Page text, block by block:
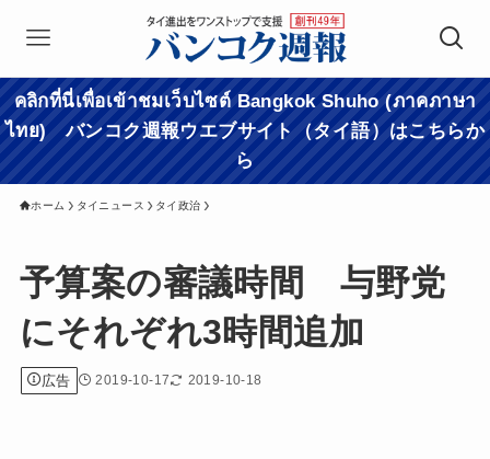
คลิกที่นี่เพื่อเข้าชมเว็บไซต์ Bangkok Shuho (ภาคภาษา
ไทย) バンコク週報ウエブサイト（タイ語）はこちらか
ら
ホーム タイニュース タイ政治
予算案の審議時間 与野党
にそれぞれ3時間追加
広告 2019-10-17 2019-10-18